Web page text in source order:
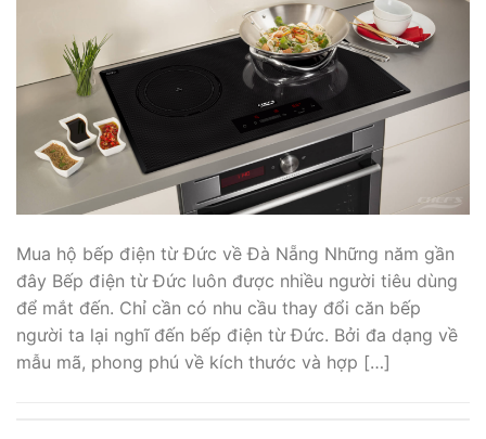
Mua hộ bếp điện từ Đức về Đà Nẵng Những năm gần
đây Bếp điện từ Đức luôn được nhiều người tiêu dùng
để mắt đến. Chỉ cần có nhu cầu thay đổi căn bếp
người ta lại nghĩ đến bếp điện từ Đức. Bởi đa dạng về
mẫu mã, phong phú về kích thước và hợp […]